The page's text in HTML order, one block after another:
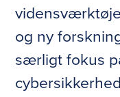
og ny
særligt fokus